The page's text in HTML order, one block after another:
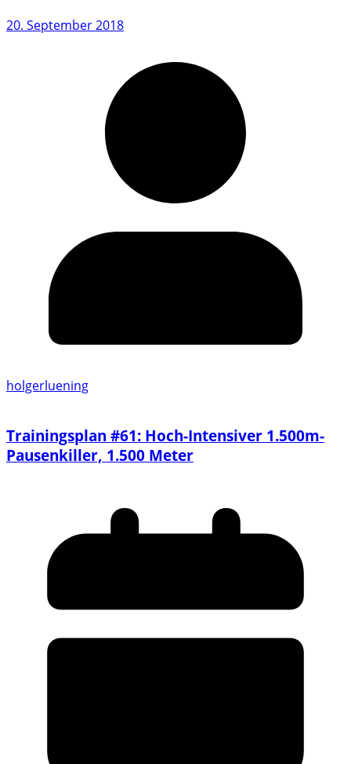
20. September 2018
holgerluening
Trainingsplan #61: Hoch-Intensiver 1.500m-
Pausenkiller, 1.500 Meter